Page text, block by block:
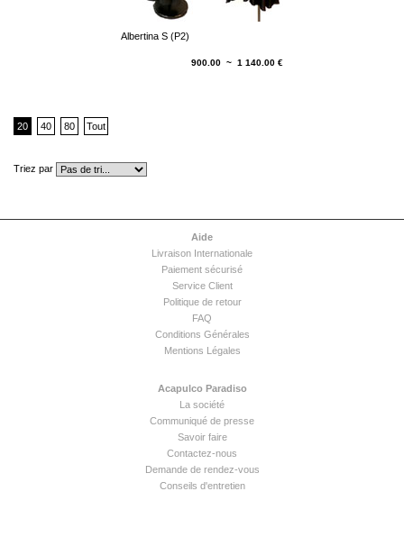
Albertina S (P2)
900.00 ~ 1 140.00 €
Triez par
20 40 80 Tout
Aide
Livraison Internationale
Paiement sécurisé
Service Client
Politique de retour
FAQ
Conditions Générales
Mentions Légales
Acapulco Paradiso
La société
Communiqué de presse
Savoir faire
Contactez-nous
Demande de rendez-vous
Conseils d'entretien